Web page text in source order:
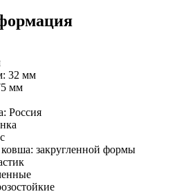
32 мм
мм
Россия
закругленной формы